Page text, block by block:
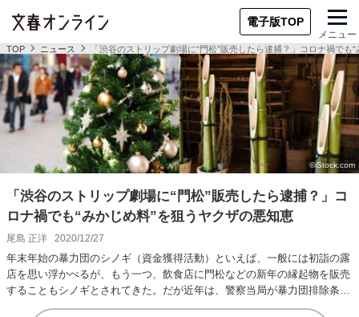
電子版TOP
メニュー
TOP ニュース 「渋谷のストリップ劇場に“門松”販売したら逮捕？」コロナ禍でも
「渋谷のストリップ劇場に“門松”販売したら逮捕？」コ
ロナ禍でも“みかじめ料”を狙うヤクザの悪知恵
尾島 正洋 2020/12/27
年末年始の暴力団のシノギ（資金獲得活動）といえば、一般には初詣の露
店を思い浮かべるが、もう一つ、飲食店に門松などの新年の縁起物を販売
することもシノギとされてきた。だが近年は、警察当局が暴力団排除条例
を適用することで…